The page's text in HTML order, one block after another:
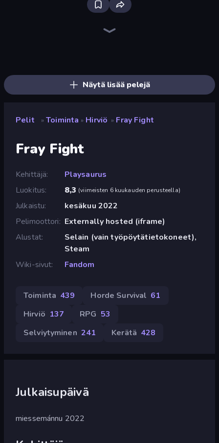
Näytä lisää pelejä
Pelit » Toiminta » Hirviö » Fray Fight
Fray Fight
Kehittäjä
Playsaurus
Luokitus
8,3 (viimeisten 6 kuukauden perusteella)
Julkaistu
kesäkuu 2022
Pelimoottori
Externally hosted (iframe)
Alustat
Selain (vain työpöytätietokoneet),
Steam
Wiki-sivut
Fandom
Toiminta 439 Horde Survival 61
Hirviö 137 RPG 53
Selviytyminen 241 Kerätä 428
Julkaisupäivä
miessemánnu 2022